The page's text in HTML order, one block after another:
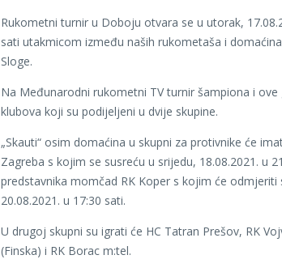
Rukometni turnir u Doboju otvara se u utorak,
sati utakmicom između naših rukometaša i
Sloge.
Na Međunarodni rukometni TV turnir šampiona i
klubova koji su podijeljeni u dvije skupine.
„Skauti“ osim domaćina u skupni za protivnike će
Zagreba s kojim se susreću u srijedu, 18.08.2021. u
predstavnika momčad RK Koper s kojim će odmjeriti
20.08.2021. u 17:30 sati.
U drugoj skupni su igrati će HC Tatran Prešov, RK
(Finska) i RK Borac m:tel.